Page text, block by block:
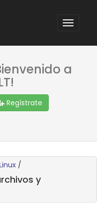
a
Regístrate
/
y